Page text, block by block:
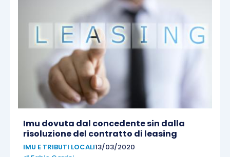
Imu dovuta dal concedente sin dalla
risoluzione del contratto di leasing
IMU E TRIBUTI LOCALI13/03/2020